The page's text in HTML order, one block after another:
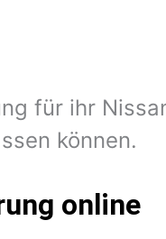
für ihr
können.
online